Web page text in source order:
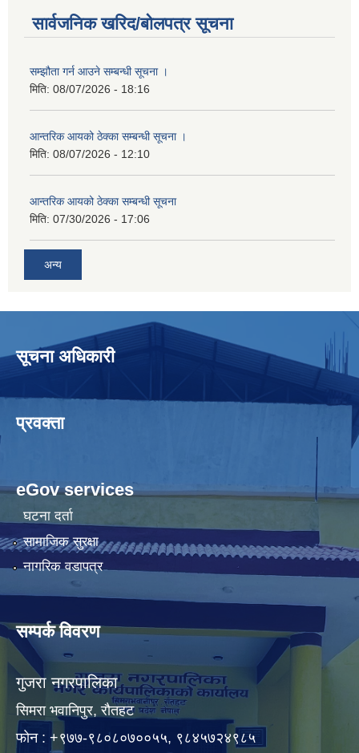
सार्वजनिक खरिद/बोलपत्र सूचना
सम्झौता गर्न आउने सम्बन्धी सूचना ।
मिति: 08/07/2026 - 18:16
आन्तरिक आयको ठेक्का सम्बन्धी सूचना ।
मिति: 08/07/2026 - 12:10
आन्तरिक आयको ठेक्का सम्बन्धी सूचना
मिति: 07/30/2026 - 17:06
अन्य
सूचना अधिकारी
प्रवक्ता
eGov services
घटना दर्ता
सामाजिक सुरक्षा
नागरिक वडापत्र
सम्पर्क विवरण
गुजरा नगरपालिका
सिमरा भवानिपुर, राैतहट
फाेन : +९७७-९८०८०७००५५, ९८४५७२४९८५